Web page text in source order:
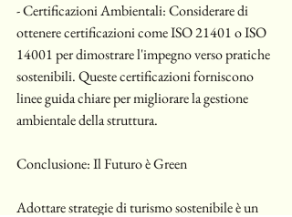
- Certificazioni Ambientali: Considerare di
ottenere certificazioni come ISO 21401 o ISO
14001 per dimostrare l'impegno verso pratiche
sostenibili. Queste certificazioni forniscono
linee guida chiare per migliorare la gestione
ambientale della struttura.
Conclusione: Il Futuro è Green
Adottare strategie di turismo sostenibile è un